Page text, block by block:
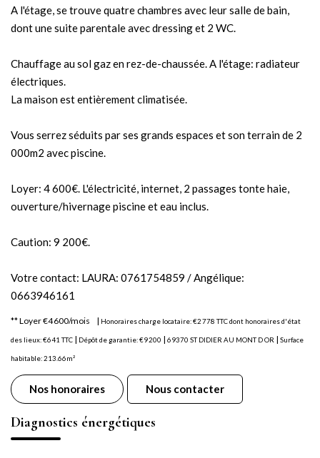
A l'étage, se trouve quatre chambres avec leur salle de bain,
dont une suite parentale avec dressing et 2 WC.
Chauffage au sol gaz en rez-de-chaussée. A l'étage: radiateur
électriques.
La maison est entièrement climatisée.
Vous serrez séduits par ses grands espaces et son terrain de 2
000m2 avec piscine.
Loyer: 4 600€. L'électricité, internet, 2 passages tonte haie,
ouverture/hivernage piscine et eau inclus.
Caution: 9 200€.
Votre contact: LAURA: 0761754859 / Angélique:
0663946161
**Loyer €4 600/mois | Honoraires charge locataire: €2 778 TTCdont honoraires d'état
des lieux: €641 TTC | Dépôt de garantie: €9 200 | 69370 ST DIDIER AU MONT D OR | Surface
habitable: 213.66m²
Nos honoraires Nous contacter
Diagnostics énergétiques